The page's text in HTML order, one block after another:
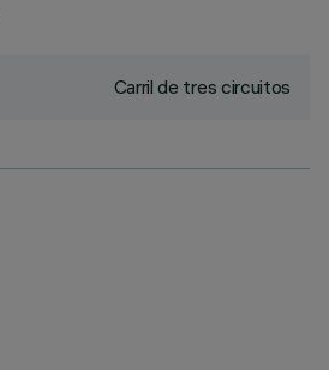
Carril de tres circuitos